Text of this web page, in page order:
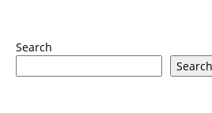
Search
Search